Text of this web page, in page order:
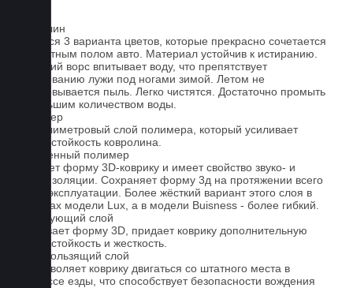
Ковролин
Имеется 3 варианта цветов, которые прекрасно сочетается
со штатным полом авто. Материал устойчив к истиранию.
Короткий ворс впитывает воду, что препятствует
образованию лужи под ногами зимой. Летом не
образовывается пыль. Легко чистятся. Достаточно промыть
небольшим количеством воды.
Полимер
1-миллиметровый слой полимера, который усиливает
износостойкость ковролина.
Вспененный полимер
Придает форму 3D-коврику и имеет свойство звуко- и
теплоизоляции. Сохраняет форму 3д на протяжении всего
срока эксплуатации. Более жёсткий вариант этого слоя в
ковриках модели Lux, а в модели Buisness - более гибкий.
Армирующий слой
Усиливает форму 3D, придает коврику дополнительную
износостойкость и жесткость.
Антискользящий слой
Не позволяет коврику двигаться со штатного места в
процессе езды, что способствует безопасности вождения